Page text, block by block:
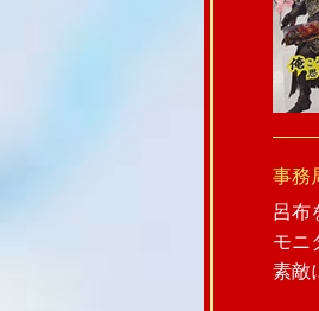
事務
呂布
モニ
素敵